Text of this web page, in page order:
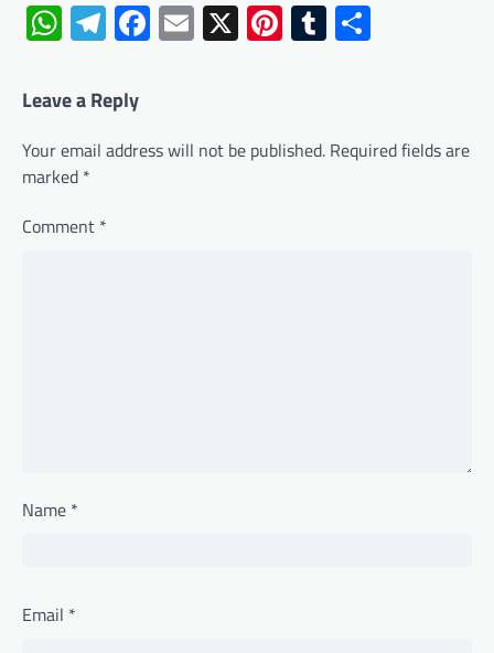
WhatsApp
Telegram
Facebook
Email
X Pinterest
Tumblr
Leave a Reply
Your email address will not be published. Required fields are
marked *
Comment *
Name *
Email *